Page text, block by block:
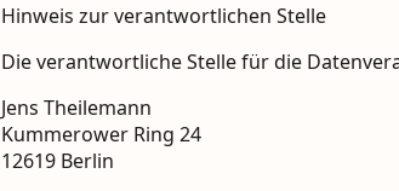
Hinweis zur verantwortlichen Stelle
Die verantwortliche Stelle für die
Jens Theilemann
Kummerower Ring 24
12619 Berlin